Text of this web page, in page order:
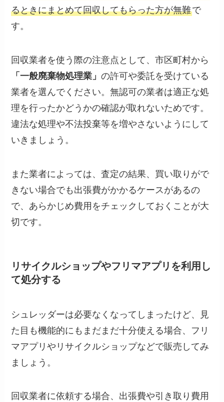
るときにまとめて回収してもらった方が無難で
す。
回収業者を使う際の注意点として、市区町村から
「一般廃棄物処理業」の許可や委託を受けている
業者を選んでください。無認可の業者は適正な処
理を行ったかどうかの確認が取れないためです。
違法な処理や不法投棄等を増やさないようにして
いきましょう。
また業者によっては、査定の結果、買い取りがで
きない場合でも出張費がかかるケースがあるの
で、あらかじめ費用をチェックしておくことが大
切です。
リサイクルショップやフリマアプリを利用し
て処分する
シュレッダーは必要なくなってしまったけど、見
た目も機能的にもまだまだ十分使える場合、フリ
マアプリやリサイクルショップなどで販売してみ
ましょう。
回収業者に依頼する場合、出張費や引き取り費用